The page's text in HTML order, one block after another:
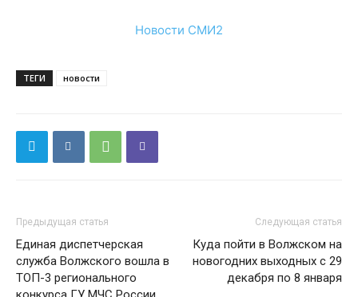
Новости СМИ2
ТЕГИ новости
Предыдущая статья
Единая диспетчерская
служба Волжского вошла в
ТОП-3 регионального
Следующая статья
Куда пойти в Волжском на
новогодних выходных с 29
декабря по 8 января